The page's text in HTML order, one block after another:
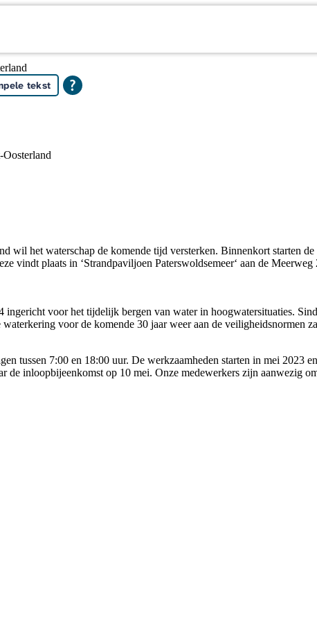
tekst
wil het waterschap de komende tijd versterken. Binnenkort starten
vindt plaats in ‘Strandpaviljoen Paterswoldsemeer‘ aan de
voor het tijdelijk bergen van water in hoogwatersituaties.
voor de komende 30 jaar weer aan de veiligheidsnormen
tussen 7:00 en 18:00 uur. De werkzaamheden starten in mei 2023
de inloopbijeenkomst op 10 mei. Onze medewerkers zijn aanwezig